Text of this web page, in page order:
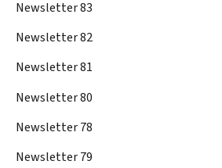
Newsletter 83
Newsletter 82
Newsletter 81
Newsletter 80
Newsletter 78
Newsletter 79